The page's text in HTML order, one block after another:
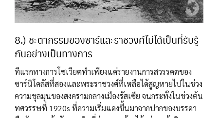
8.) ชะตากรรมของซาร์และราชวงศ์ไม่ได้เป็นที่รับรู้
กันอย่างเป็นทางการ
ทีแรกทางการโซเวียตทำเพียงแค่รายงานการสวรรคตของ
ซาร์นิโคลัสที่สองและพระราชวงศ์ที่เหลือได้สูญหายไปในช่วง
ความชุลมุนของสงครามกลางเมืองรัสเซีย จนกระทั่งในช่วงต้น
ทศวรรษที่ 1920s ที่ความเริ่มแดงขึ้นมาจากปากของบรรดา